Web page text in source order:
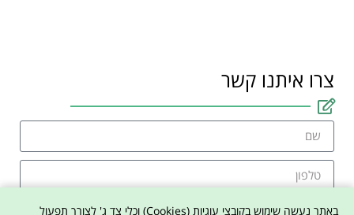
צרו איתנו קשר
באתר נעשה שימוש בקובצי עוגיות (Cookies) וכלי צד ג' לצורך תפעול